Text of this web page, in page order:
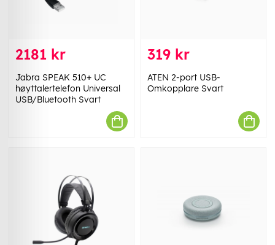
2181 kr
Jabra SPEAK 510+ UC
høyttalertelefon Universal
USB/Bluetooth Svart
319 kr
ATEN 2-port USB-
Omkopplare Svart